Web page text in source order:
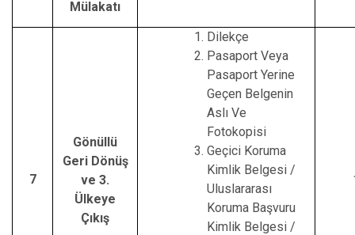
Mülakatı
7
Gönüllü
Geri Dönüş
ve 3.
Ülkeye
Çıkış
Dilekçe
Pasaport Veya
Pasaport Yerine
Geçen Belgenin
Aslı Ve
Fotokopisi
Geçici Koruma
Kimlik Belgesi /
Uluslararası
Koruma Başvuru
Kimlik Belgesi /